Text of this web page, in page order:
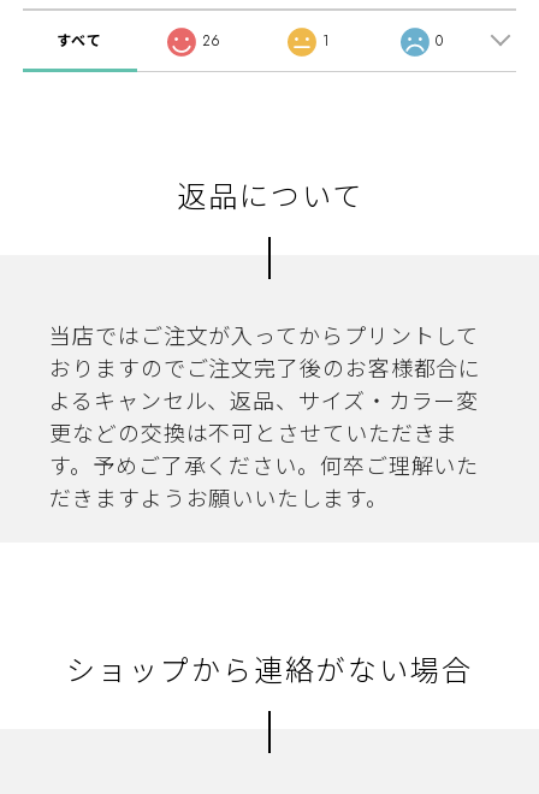
すべて 26 1 0
返品について
当店ではご注文が入ってからプリントして
おりますのでご注文完了後のお客様都合に
よるキャンセル、返品、サイズ・カラー変
更などの交換は不可とさせていただきま
す。予めご了承ください。何卒ご理解いた
だきますようお願いいたします。
ショップから連絡がない場合